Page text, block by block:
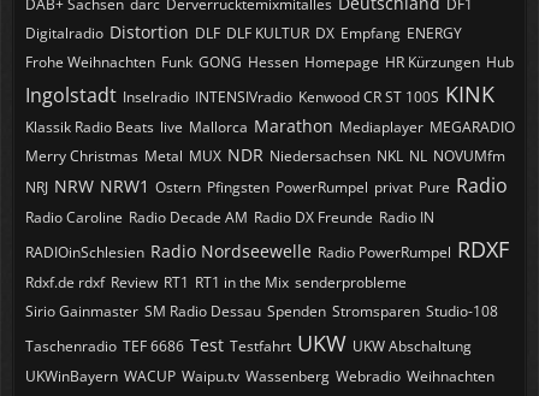
DAB+ Sachsen darc Derverrücktemixmitalles
DF1
Digitalradio Distortion DLF DLF KULTUR DX Empfang ENERGY
Frohe Weihnachten Funk GONG Hessen Homepage HR Kürzungen Hub
Ingolstadt Inselradio INTENSIVradio Kenwood CR ST 100S KINK
Klassik Radio Beats live Mallorca Marathon Mediaplayer MEGARADIO
Merry Christmas Metal MUX NDR Niedersachsen NKL NL NOVUMfm
NRJ NRW NRW1 Ostern Pfingsten PowerRumpel privat Pure Radio
Radio Caroline Radio Decade AM Radio DX Freunde Radio IN
RADIOinSchlesien Radio Nordseewelle Radio PowerRumpel RDXF
Rdxf.de rdxf Review RT1 RT1 in the Mix senderprobleme
Sirio Gainmaster SM Radio Dessau Spenden Stromsparen Studio-108
Taschenradio TEF 6686 Test Testfahrt UKW UKW Abschaltung
UKWinBayern WACUP Waipu.tv Wassenberg Webradio Weihnachten